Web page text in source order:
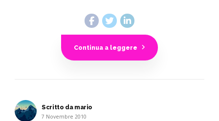
Continua a leggere
Scritto da mario
7 Novembre 2010